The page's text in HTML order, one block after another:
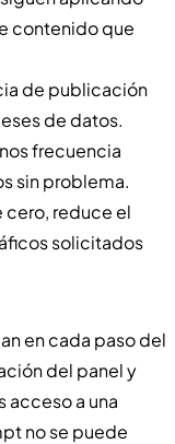
contenido que
de publicación
de datos.
frecuencia
sin problema.
cero, reduce el
solicitados
en cada paso del
del panel y
acceso a una
no se puede